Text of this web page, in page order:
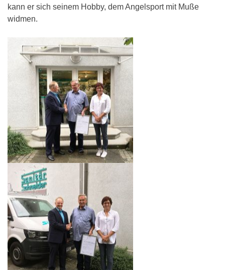
kann er sich seinem Hobby, dem Angelsport mit Muße
widmen.